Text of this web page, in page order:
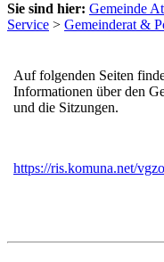
Sie sind hier: Gemeinde
Service > Gemeinderat &
Auf folgenden Seiten
Informationen über den
und die Sitzungen.
https://ris.komuna.net/